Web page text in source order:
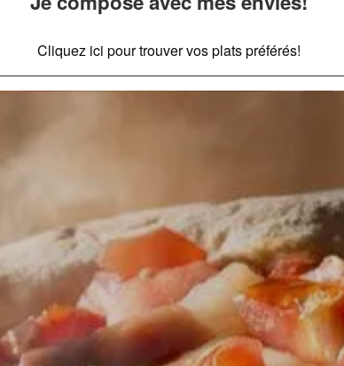
Cliquez ici pour trouver vos plats préférés!